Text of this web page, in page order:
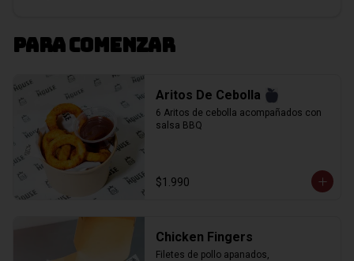
Para Comenzar
Aritos De Cebolla
6 Aritos de cebolla acompañados con
salsa BBQ
$1.990
Chicken Fingers
Filetes de pollo apanados,